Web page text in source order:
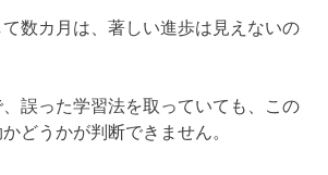
数カ月は、著しい進歩は見えないの
誤った学習法を取っていても、この
どうかが判断できません。